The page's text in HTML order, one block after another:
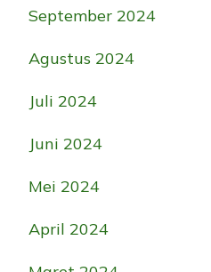
September 2024
Agustus 2024
Juli 2024
Juni 2024
Mei 2024
April 2024